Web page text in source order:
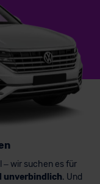
– wir suchen es für
unverbindlich. Und